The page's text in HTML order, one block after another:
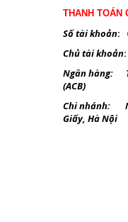
THANH TOÁN
Số tài khoản:
Chủ tài khoản:
Ngân hàng:
(ACB)
Chi nhánh:
Giấy, Hà Nội